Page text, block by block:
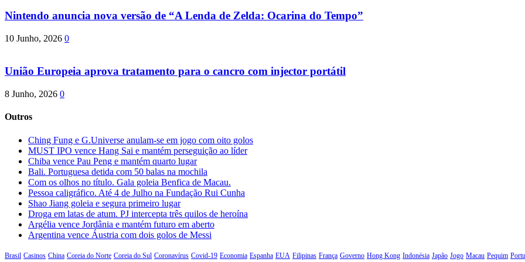
Nintendo anuncia nova versão de “A Lenda de Zelda: Ocarina do Tempo”
10 Junho, 2026 0
União Europeia aprova tratamento para o cancro com injector portátil
8 Junho, 2026 0
Outros
Ching Fung e G.Universe anulam-se em jogo com oito golos
MUST IPO vence Hang Sai e mantém perseguição ao líder
Chiba vence Pau Peng e mantém quarto lugar
Bali. Portuguesa detida com 50 balas na mochila
Com os olhos no título. Gala goleia Benfica de Macau.
Pessoa caligráfico. Até 4 de Julho na Fundação Rui Cunha
Shao Jiang goleia e segura primeiro lugar
Droga em latas de atum. PJ intercepta três quilos de heroína
Argélia vence Jordânia e mantém futuro em aberto
Argentina vence Áustria com dois golos de Messi
Brasil Casinos China Coreia do Norte Coreia do Sul Coronavírus Covid-19 Economia Espanha EUA Filipinas França Governo Hong Kong Indonésia Japão Jogo Macau Pequim